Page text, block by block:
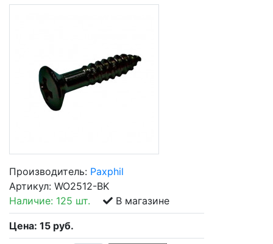
Производитель: Paxphil
Артикул: WO2512-BK
Наличие: 125 шт. В магазине
Цена: 15 руб.